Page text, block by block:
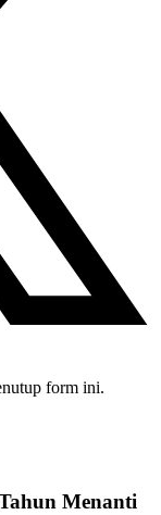
form ini.
Menanti